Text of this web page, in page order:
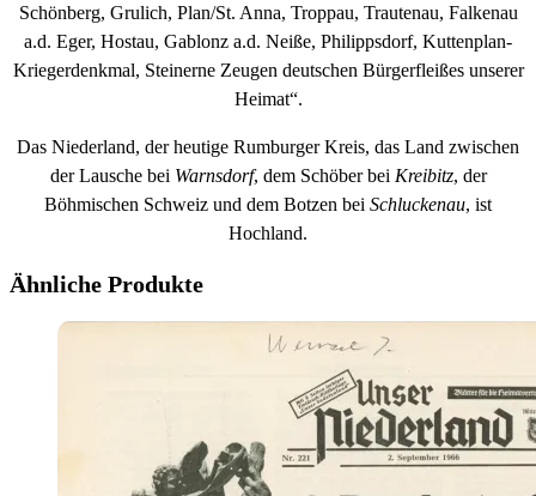
Schönberg, Grulich, Plan/St. Anna, Troppau, Trautenau, Falkenau
a.d. Eger, Hostau, Gablonz a.d. Neiße, Philippsdorf, Kuttenplan-
Kriegerdenkmal, Steinerne Zeugen deutschen Bürgerfleißes unserer
Heimat“.
Das Niederland, der heutige Rumburger Kreis, das Land zwischen
der Lausche bei Warnsdorf, dem Schöber bei Kreibitz, der
Böhmischen Schweiz und dem Botzen bei Schluckenau, ist
Hochland.
Ähnliche Produkte